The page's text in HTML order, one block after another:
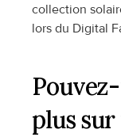
collection
lors du Digital
plus